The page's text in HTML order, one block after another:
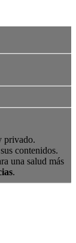
privado.
contenidos.
una salud más
.